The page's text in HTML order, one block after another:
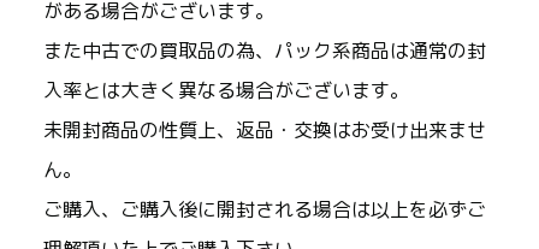
がある場合がございます。
また中古での買取品の為、パック系商品は通常の封
入率とは大きく異なる場合がございます。
未開封商品の性質上、返品・交換はお受け出来ませ
ん。
ご購入、ご購入後に開封される場合は以上を必ずご